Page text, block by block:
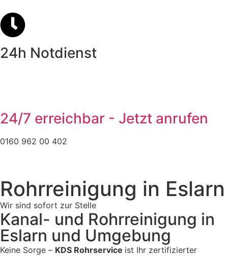
24h Notdienst
24/7 erreichbar - Jetzt anrufen
0160 962 00 402
Rohrreinigung in Eslarn
Wir sind sofort zur Stelle
Kanal- und Rohrreinigung in
Eslarn und Umgebung
Keine Sorge – KDS Rohrservice ist Ihr zertifizierter